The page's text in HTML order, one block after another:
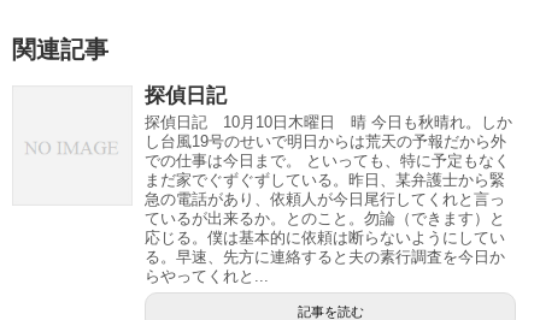
関連記事
探偵日記
探偵日記 10月10日木曜日 晴 今日も秋晴れ。しか
し台風19号のせいで明日からは荒天の予報だから外
での仕事は今日まで。 といっても、特に予定もなく
まだ家でぐずぐずしている。昨日、某弁護士から緊
急の電話があり、依頼人が今日尾行してくれと言っ
ているが出来るか。とのこと。勿論（できます）と
応じる。僕は基本的に依頼は断らないようにしてい
る。早速、先方に連絡すると夫の素行調査を今日か
らやってくれと...
記事を読む